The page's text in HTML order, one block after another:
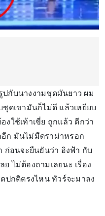
ปกับนางงามชุดมันยาว ผม
ชุดเขามันก็ไม่ดี แล้วเหยียบ
งใช้เท้าเขี่ย ถูกแล้ว ดีกว่า
ก มันไม่มีดราม่าหรอก
ก่อนจะยืนยันว่า อิงฟ้า กับ
ไม่ต้องถามเลยนะ เรื่อง
ดปกติตรงไหน ทัวร์จะมาลง